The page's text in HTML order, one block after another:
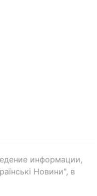
информации,
Новини", в